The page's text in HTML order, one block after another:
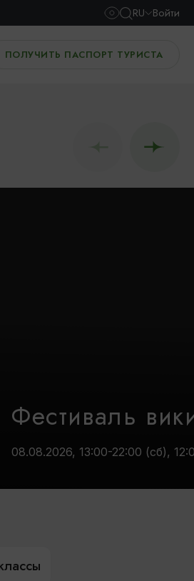
RU Войти
ПОЛУЧИТЬ ПАСПОРТ ТУРИСТА
Фестиваль
08.08.2026, 13:00-22:00 (сб),